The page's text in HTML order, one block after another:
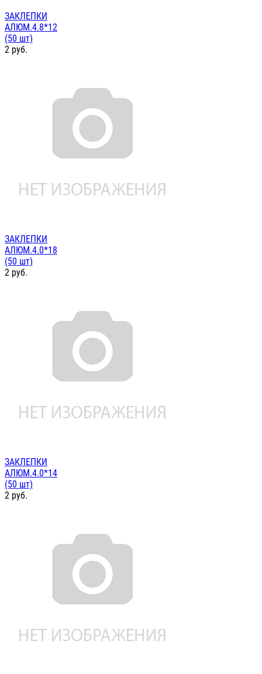
ЗАКЛЕПКИ
АЛЮМ.4.8*12
(50 шт)
2 руб.
ЗАКЛЕПКИ
АЛЮМ.4.0*18
(50 шт)
2 руб.
ЗАКЛЕПКИ
АЛЮМ.4.0*14
(50 шт)
2 руб.